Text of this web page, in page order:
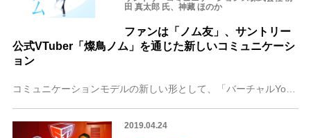
田 真太郎 氏、神藏 ほのか
ファンは「ノム友」、サントリー
公式VTuber「燦鳥ノム」を通じた新しいコミュニケーシ
ョン
2019.04.24